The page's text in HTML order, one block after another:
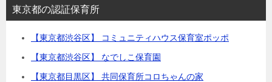
東京都の認証保育所
【東京都渋谷区】 コミュニティハウス保育室ポッポ
【東京都渋谷区】 なでしこ保育園
【東京都目黒区】 共同保育所コロちゃんの家